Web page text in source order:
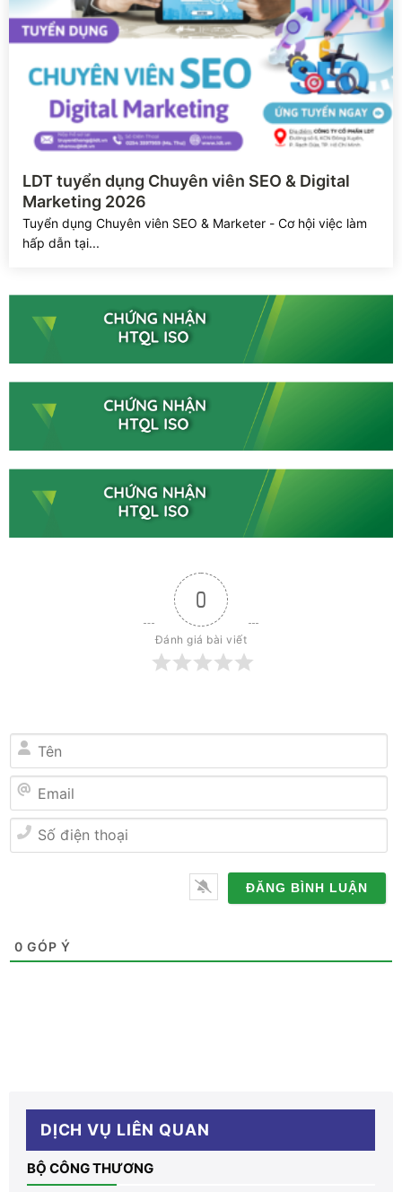
Xem chi tiết
LDT tuyển dụng Chuyên viên SEO & Digital
Marketing 2026
Tuyển dụng Chuyên viên SEO & Marketer - Cơ hội việc làm
hấp dẫn tại...
0
Đánh giá bài viết
Tên
Email
0 GÓP Ý
DỊCH VỤ LIÊN QUAN
BỘ CÔNG THƯƠNG